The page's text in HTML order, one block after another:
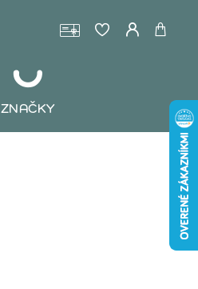
ZNAČKY